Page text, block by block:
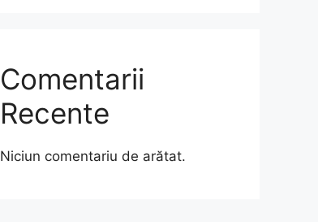
Comentarii
Recente
Niciun comentariu de arătat.